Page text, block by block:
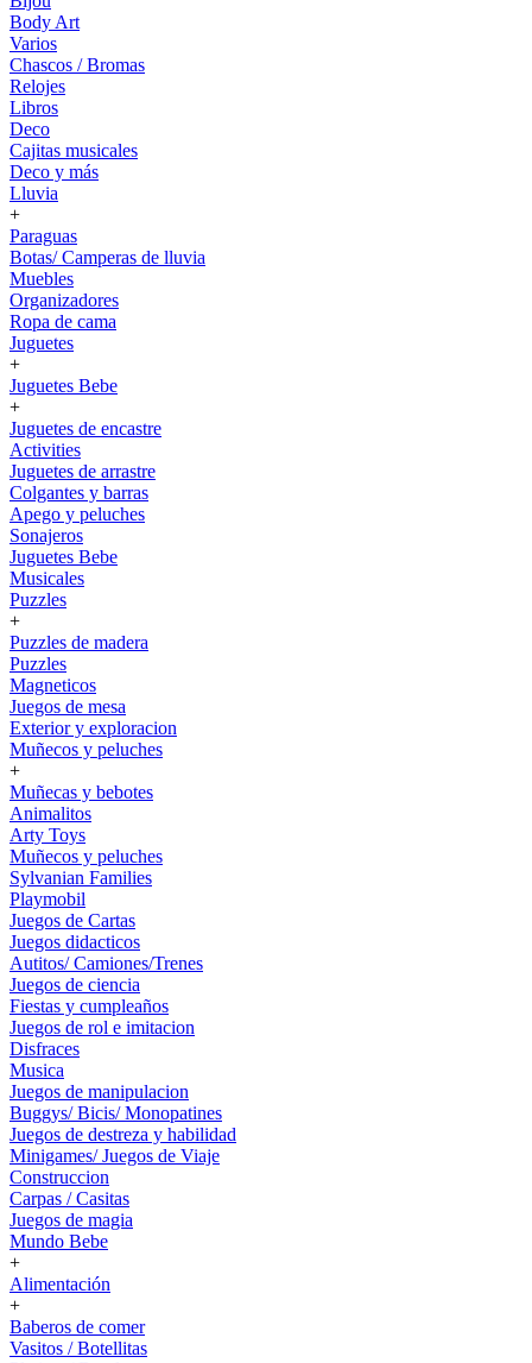
Body Art
Varios
Chascos / Bromas
Relojes
Libros
Deco
Cajitas musicales
Deco y más
Lluvia
+
Paraguas
Botas/ Camperas de lluvia
Muebles
Organizadores
Ropa de cama
Juguetes
+
Juguetes Bebe
+
Juguetes de encastre
Activities
Juguetes de arrastre
Colgantes y barras
Apego y peluches
Sonajeros
Juguetes Bebe
Musicales
Puzzles
+
Puzzles de madera
Puzzles
Magneticos
Juegos de mesa
Exterior y exploracion
Muñecos y peluches
+
Muñecas y bebotes
Animalitos
Arty Toys
Muñecos y peluches
Sylvanian Families
Playmobil
Juegos de Cartas
Juegos didacticos
Autitos/ Camiones/Trenes
Juegos de ciencia
Fiestas y cumpleaños
Juegos de rol e imitacion
Disfraces
Musica
Juegos de manipulacion
Buggys/ Bicis/ Monopatines
Juegos de destreza y habilidad
Minigames/ Juegos de Viaje
Construccion
Carpas / Casitas
Juegos de magia
Mundo Bebe
+
Alimentación
+
Baberos de comer
Vasitos / Botellitas